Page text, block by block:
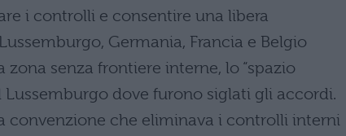
i controlli e consentire una libera
Germania, Francia e Belgio
senza frontiere interne, lo “spazio
dove furono siglati gli accordi.
convenzione che eliminava i controlli interni